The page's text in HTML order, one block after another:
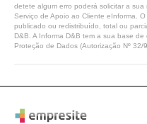
detete algum erro poderá solicitar a
Serviço de Apoio ao Cliente eInforma.
publicado ou redistribuído, total ou
D&B. A Informa D&B tem a sua base
Proteção de Dados (Autorização Nº 32/